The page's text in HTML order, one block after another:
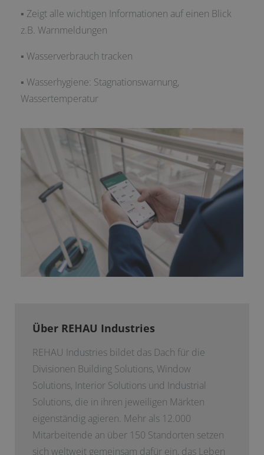
▪ Zeigt alle wichtigen Informationen auf einen Blick
z.B. Warnmeldungen
▪ Wasserverbrauch tracken
▪ Wasserhygiene: Stagnationswarnung,
Wassertemperatur
Über REHAU Industries
REHAU Industries bildet das Dach für die
Divisionen Building Solutions, Window
Solutions, Interior Solutions und Industrial
Solutions, die in ihren jeweiligen Märkten
eigenständig agieren. Mehr als 12.000
Mitarbeitende an über 150 Standorten setzen
sich weltweit gemeinsam dafür ein, das Leben